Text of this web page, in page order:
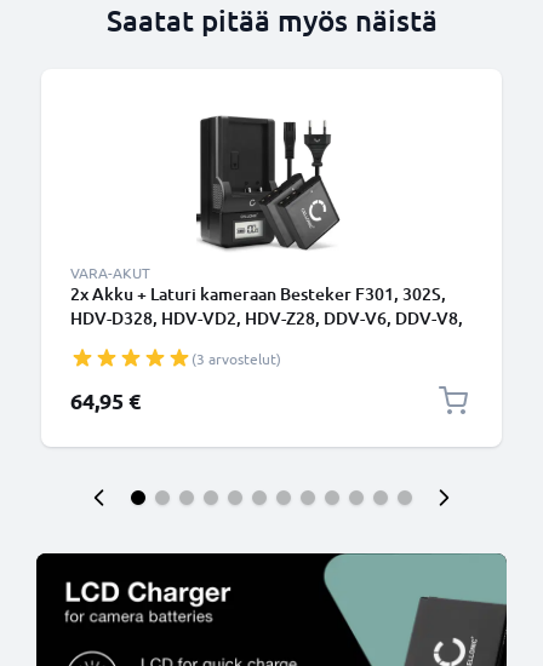
Saatat pitää myös näistä
VARA-AKUT
2x Akku + Laturi kameraan Besteker F301, 302S,
HDV-D328, HDV-VD2, HDV-Z28, DDV-V6, DDV-V8,
tuotemerkiltä CELLONIC
(3 arvostelut)
64,95 €